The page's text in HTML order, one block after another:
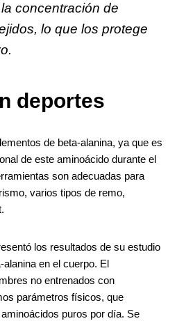
concentración de
lo que los protege
deportes
de beta-alanina, ya que es
de este aminoácido durante el
son adecuadas para
varios tipos de remo,
los resultados de su estudio
en el cuerpo. El
no entrenados con
parámetros físicos, que
puros por día. Se